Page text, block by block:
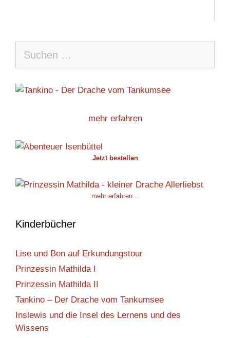
nach:
mehr erfahren
Jetzt bestellen
mehr erfahren...
Kinderbücher
Lise und Ben auf Erkundungstour
Prinzessin Mathilda I
Prinzessin Mathilda II
Tankino – Der Drache vom Tankumsee
Inslewis und die Insel des Lernens und des
Wissens